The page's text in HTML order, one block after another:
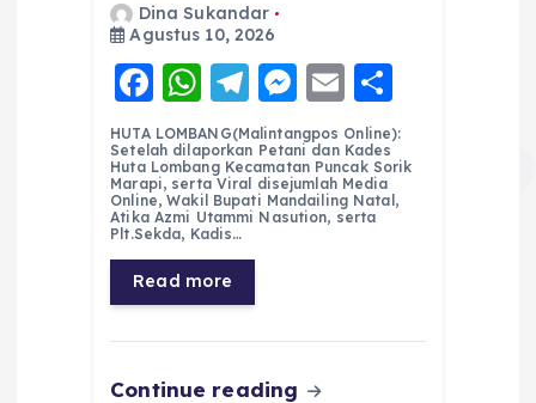
Dina Sukandar
Agustus 10, 2026
F
a
c
e
b
o
o
k
W
h
a
ts
A
p
p
T
el
e
g
r
a
m
M
e
ss
e
n
E
m
ai
l
h
a
re
HUTA LOMBANG(Malintangpos Online):
Setelah dilaporkan Petani dan Kades
Huta Lombang Kecamatan Puncak Sorik
Marapi, serta Viral disejumlah Media
Online, Wakil Bupati Mandailing Natal,
Atika Azmi Utammi Nasution, serta
Plt.Sekda, Kadis…
Read more
Continue reading